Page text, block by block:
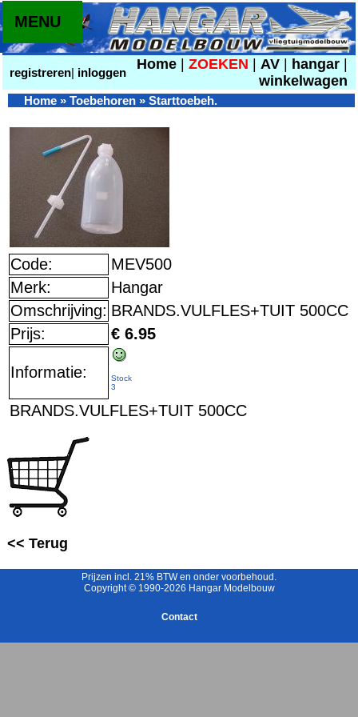
registreren| inloggen
Home ZOEKEN AV hangar
winkelwagen
MENU
Home » Toebehoren » Starttoebeh.
Code:
MEV500
Merk:
Hangar
Omschrijving: BRANDS.VULFLES+TUIT 500CC
Prijs:
€ 6.95
Informatie:
Stock
3
BRANDS.VULFLES+TUIT 500CC
<< Terug
Prijzen incl. 21% BTW en onder voorbehoud.
Copyright © 1990-2026 Hangar Modelbouw
Contact